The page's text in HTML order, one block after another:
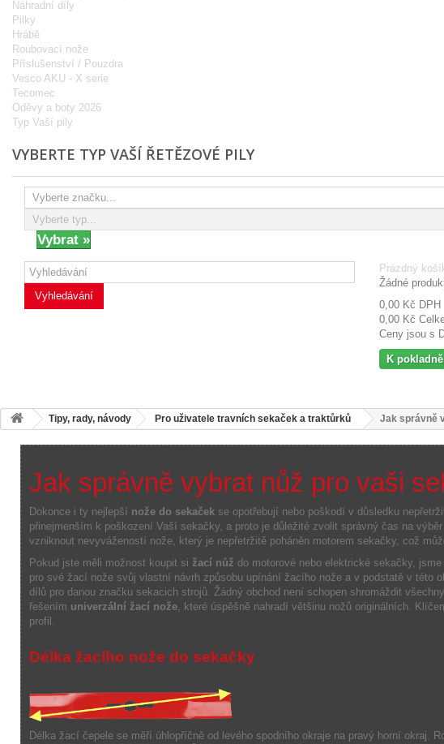
Náhradní díly
Pilky
Hrábě
Roubovací nože
Příslušenství / Pouzdra
Vesco AKU - X serie
Tecomec
Oděvy a boty 2026
Typ Vaší pily
VYBERTE TYP VAŠÍ ŘETĚZOVÉ PILY
Vyhledávání
Prázdný
Žádné
0,00 Kč DPH
0,00 Kč
Ceny jsou s
K pokladně
Tipy, rady, návody Pro uživatele travních sekaček a traktůrků Jak správně
Jak správně vybrat nůž pro vaši
Dokonce i ty nejlepší nože do sekaček se opotřebují nebo poškodí v důsledku
přinejmenším k poškození Vaší sekačky, a proto je důležité zvolit správný čas na
vzniknout nevyvážeností nože, který je nepřetržitě poháněn motorem sekačky, což
Pokud jste měli možnost koupit si žací nůž do motorové nebo elektrické sekačky,
pro své žací nože svůj vlastní návrh způsobu upínání žacího nože a v podstatě v této
dílů pro danou značku sekacich strojů. Žádný obchod není schopen shromáždit
řešením univerzální žací nože, které úspěšně nahradí většinu nožů originálních.
profil.
Délka žacího nože do sekačky
Délka žací čepele se měří úhlopříčně od levého spodního okraje na pravý horní okraj.